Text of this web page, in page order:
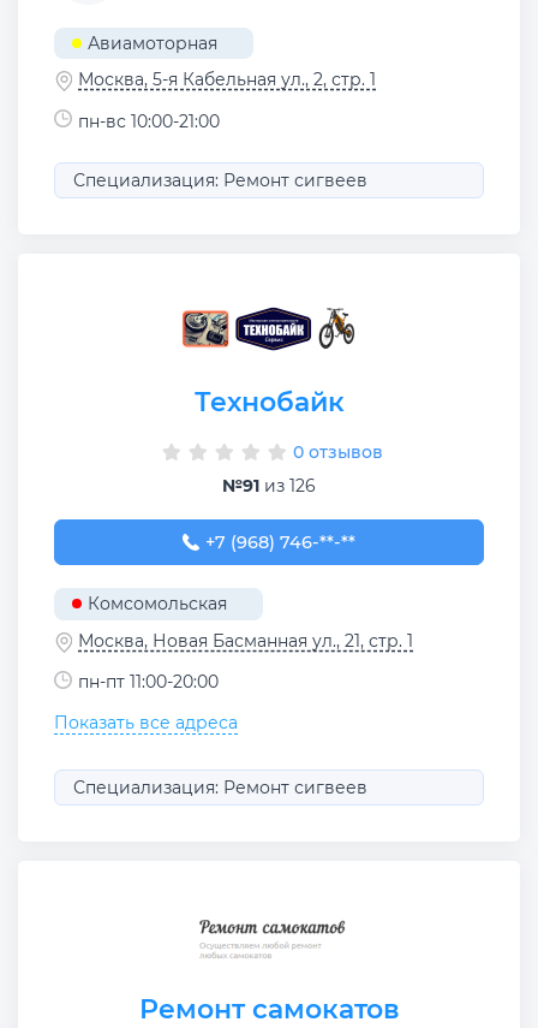
Авиамоторная
Москва, 5-я Кабельная ул., 2, стр. 1
пн-вс 10:00-21:00
Специализация: Ремонт сигвеев
Технобайк
0 отзывов
№91 из 126
+7 (968) 746-69-51
+7 (968) 746-**-**
Комсомольская
Москва, Новая Басманная ул., 21, стр. 1
пн-пт 11:00-20:00
Показать все адреса
Специализация: Ремонт сигвеев
Ремонт самокатов